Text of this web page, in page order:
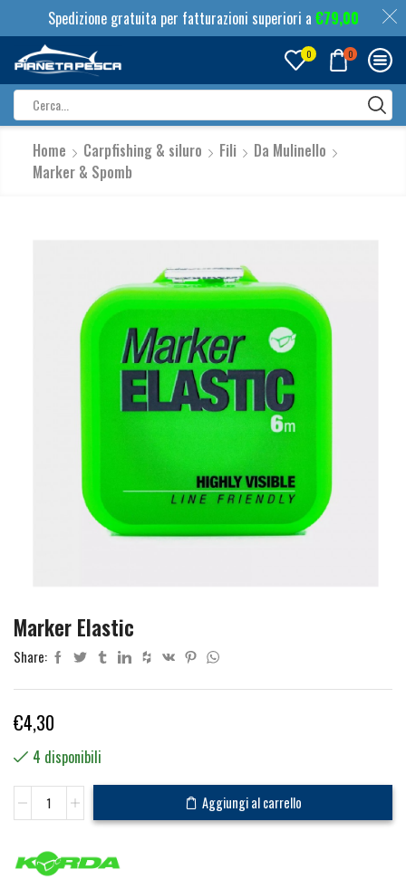
Spedizione gratuita per fatturazioni superiori a €79,00
0 0
input
Home Carpfishing & siluro Fili
Da Mulinello
Marker & Spomb
Marker Elastic
Share:
€4,30
4 disponibili
Marker
Elastic
Aggiungi al carrello